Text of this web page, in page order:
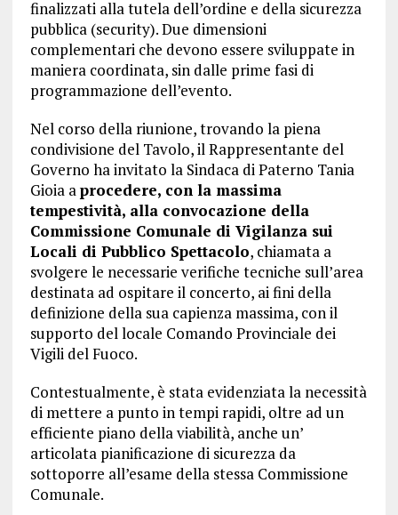
finalizzati alla tutela dell’ordine e della sicurezza
pubblica (security). Due dimensioni
complementari che devono essere sviluppate in
maniera coordinata, sin dalle prime fasi di
programmazione dell’evento.
Nel corso della riunione, trovando la piena
condivisione del Tavolo, il Rappresentante del
Governo ha invitato la Sindaca di Paterno Tania
Gioia aprocedere, con la massima
tempestività, alla convocazione della
Commissione Comunale di Vigilanza sui
Locali di Pubblico Spettacolo, chiamata a
svolgere le necessarie verifiche tecniche sull’area
destinata ad ospitare il concerto, ai fini della
definizione della sua capienza massima, con il
supporto del locale Comando Provinciale dei
Vigili del Fuoco.
Contestualmente, è stata evidenziata la necessità
di mettere a punto in tempi rapidi, oltre ad un
efficiente piano della viabilità, anche un’
articolata pianificazione di sicurezza da
sottoporre all’esame della stessa Commissione
Comunale.